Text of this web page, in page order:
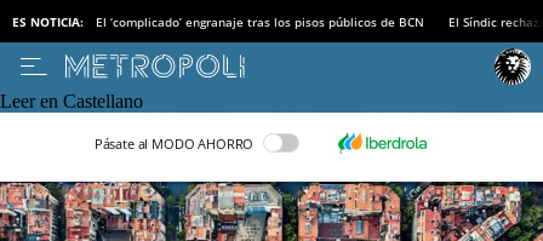
ES NOTICIA: El ‘complicado’ engranaje tras los pisos públicos de BCN El Síndic
Leer en Castellano
Pásate al MODO AHORRO